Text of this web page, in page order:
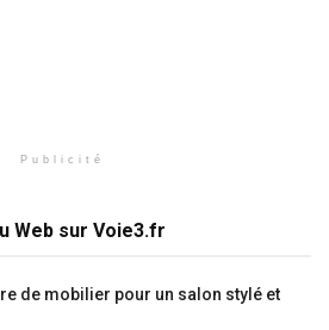
Publicité
Web sur Voie3.fr
de mobilier pour un salon stylé et